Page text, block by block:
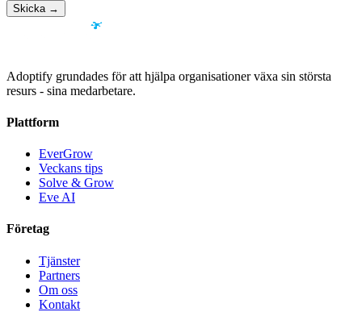
Skicka →
Adoptify grundades för att hjälpa organisationer växa sin största
resurs - sina medarbetare.
Plattform
EverGrow
Veckans tips
Solve & Grow
Eve AI
Företag
Tjänster
Partners
Om oss
Kontakt